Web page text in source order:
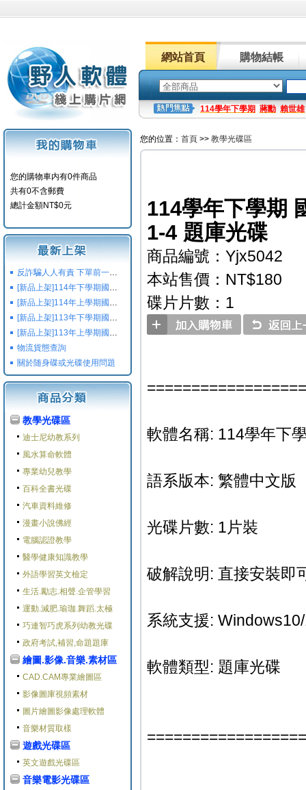
網站首頁 購物結帳
114學年下學期 蔣勳 賴世雄
您的購物車内有0件商品
共有0不含郵費
總計金額NT$0元
反詐騙人人有責 下單前一定要注意
[新品上架]114年下學期國小國中高中命題光碟,校用卷,習作
[新品上架]114年上學期國小國中高中命題光碟,校用卷,習作
[新品上架]113年下學期國小國中高中命題光碟,校用卷,習作
[新品上架]113年上學期國小國中高中命題光碟,校用卷,習作
物流貨態查詢
關於随身碟或光碟使用問題
教學光碟區
迪士尼幼教系列
風水算命軟體
專業幼兒教學
百科全書光碟
汽車資料維修
漫畫小說佛經
電腦認證教學
醫學健康知識教學
外語學習英文檢定
生活.勵志.相聲.企管學習
運動.減肥.瑜珈.舞蹈.太極
巧連智巧虎系列幼教光碟
政府考試,補習,命題題庫
繪圖.影像.音樂.素材區
CAD.CAM專業繪圖區
影像圖庫視頻素材
圖片繪圖影像處理軟體
音樂材質取樣
遊戲光碟區
英文遊戲光碟區
音樂電影光碟區
您的位置： 首頁 >> 教學光碟區
114學年下學期
1-4 題庫光碟
商品編號：Yjx5042
本站售價：NT$180
碟片片數：1
軟體名稱: 114學年下
語系版本: 繁體中文版
光碟片數: 1片裝
破解說明: 直接安裝即
系統支援:
軟體類型: 題庫光碟